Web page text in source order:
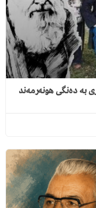
بە دەنگی هونەرمەند